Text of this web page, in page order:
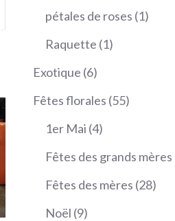
produit
pétales de roses 11
Raquette 11
Exotique 66
produits
Fêtes florales 5555
1er Mai 44
produits
Fêtes des grands mères
Fêtes des mères 2828
Noël 99